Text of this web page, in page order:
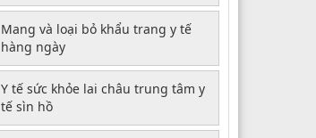
Mang và loại bỏ khẩu trang y tế
hàng ngày
Y tế sức khỏe lai châu trung tâm y
tế sìn hồ